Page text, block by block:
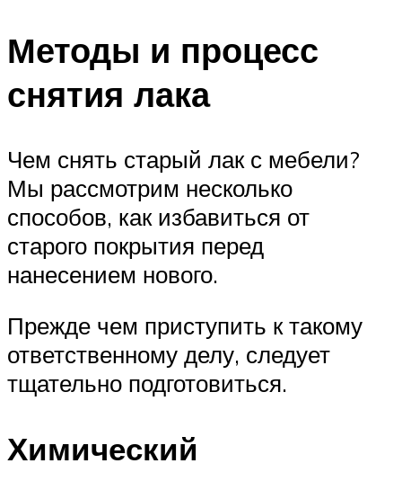
Методы и процесс
снятия лака
Чем снять старый лак с мебели?
Мы рассмотрим несколько
способов, как избавиться от
старого покрытия перед
нанесением нового.
Прежде чем приступить к такому
ответственному делу, следует
тщательно подготовиться.
Химический